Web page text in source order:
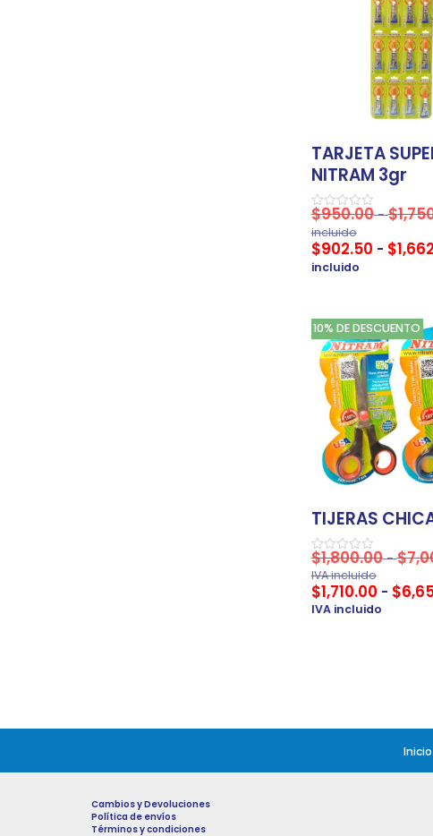
TARJETA
NITRAM 3gr
Valorado
en
0
de
5
$950.00-$
incluido
$902.50 - $
incluido
10% DE DESCUENTO
TIJERAS
Valorado
en
0
de
5
$1,800.00-$
IVA incluido
$1,710.00 - $
IVA incluido
Inicio
Cambios y Devoluciones
Política de envíos
Términos y condiciones